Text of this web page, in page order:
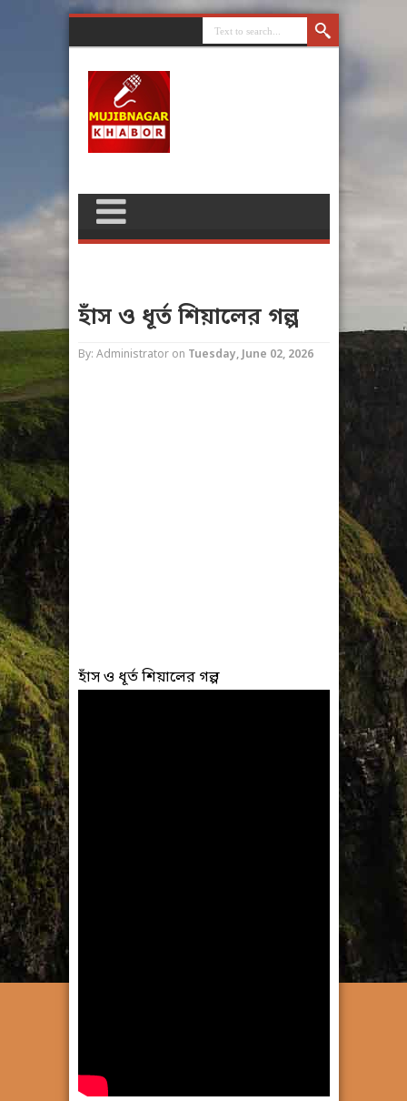
হাঁস ও ধূর্ত শিয়ালের গল্প
By: Administrator on Tuesday, June 02, 2026
হাঁস ও ধূর্ত শিয়ালের গল্প